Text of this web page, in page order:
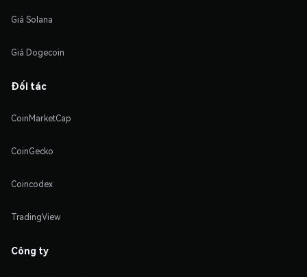
Giá Solana
Giá Dogecoin
Đối tác
CoinMarketCap
CoinGecko
Coincodex
TradingView
Công ty